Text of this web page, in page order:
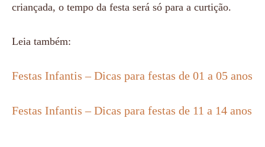
criançada, o tempo da festa será só para a curtição.
Leia também:
Festas Infantis – Dicas para festas de 01 a 05 anos
Festas Infantis – Dicas para festas de 11 a 14 anos